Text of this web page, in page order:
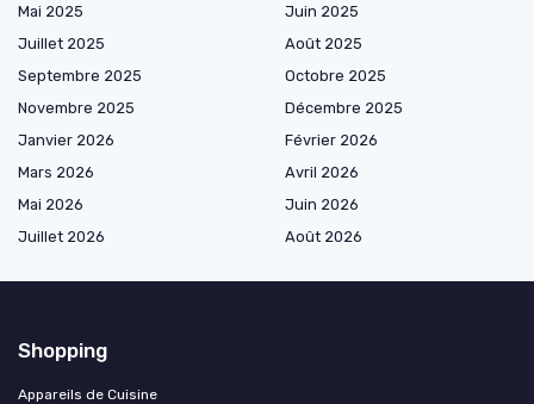
Mai 2025
Juin 2025
Juillet 2025
Août 2025
Septembre 2025
Octobre 2025
Novembre 2025
Décembre 2025
Janvier 2026
Février 2026
Mars 2026
Avril 2026
Mai 2026
Juin 2026
Juillet 2026
Août 2026
Shopping
Appareils de Cuisine